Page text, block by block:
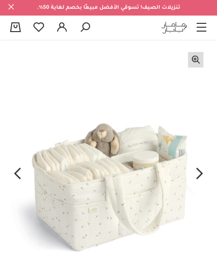
تنزيلات الصيف! تسوقي الأفضل مبيعًا بخصم لغاية 50%.